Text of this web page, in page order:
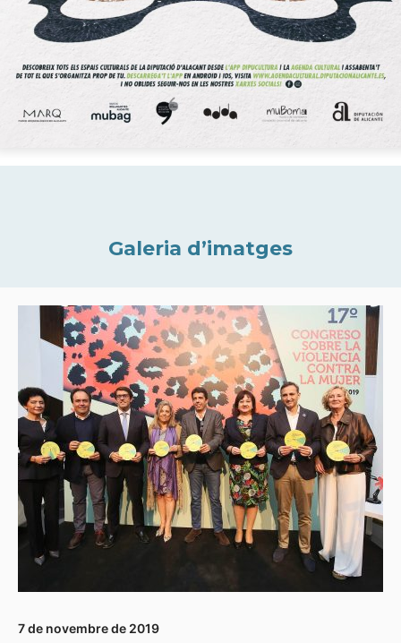
Galeria d’imatges
7 de novembre de 2019